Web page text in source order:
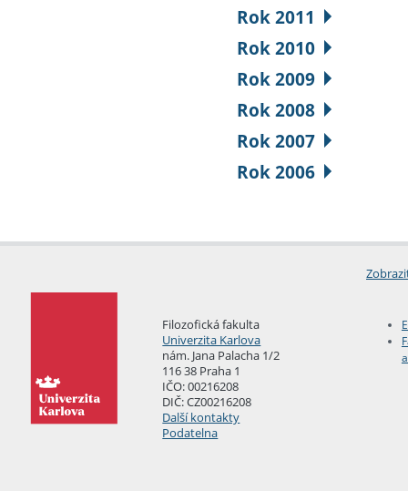
Rok 2011
Rok 2010
Rok 2009
Rok 2008
Rok 2007
Rok 2006
Filozofická fakulta
Univerzita Karlova
nám. Jana Palacha 1/2
116 38 Praha 1
IČO: 00216208
DIČ: CZ00216208
Další kontakty
Podatelna